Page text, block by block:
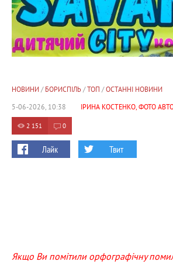
НОВИНИ/ БОРИСПІЛЬ/ ТОП / ОСТАННІ НОВИНИ
5-06-2026, 10:38
ІРИНА КОСТЕНКО, ФОТО
2 151 0
Лайк Твит
Якщо Ви помітили орфографічну